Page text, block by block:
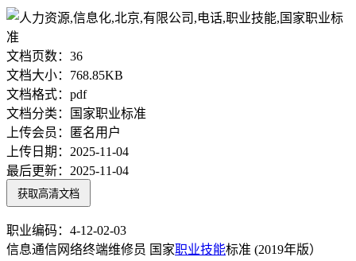
文档页数： 36
文档大小： 768.85KB
文档格式： pdf
文档分类：
国家职业标准
上传会员：
匿名用户
上传日期： 2025-11-04
最后更新： 2025-11-04
获取高清文档
职业编码：4-12-02-03
信息通信网络终端维修员 国家职业技能标准 (2019年版）